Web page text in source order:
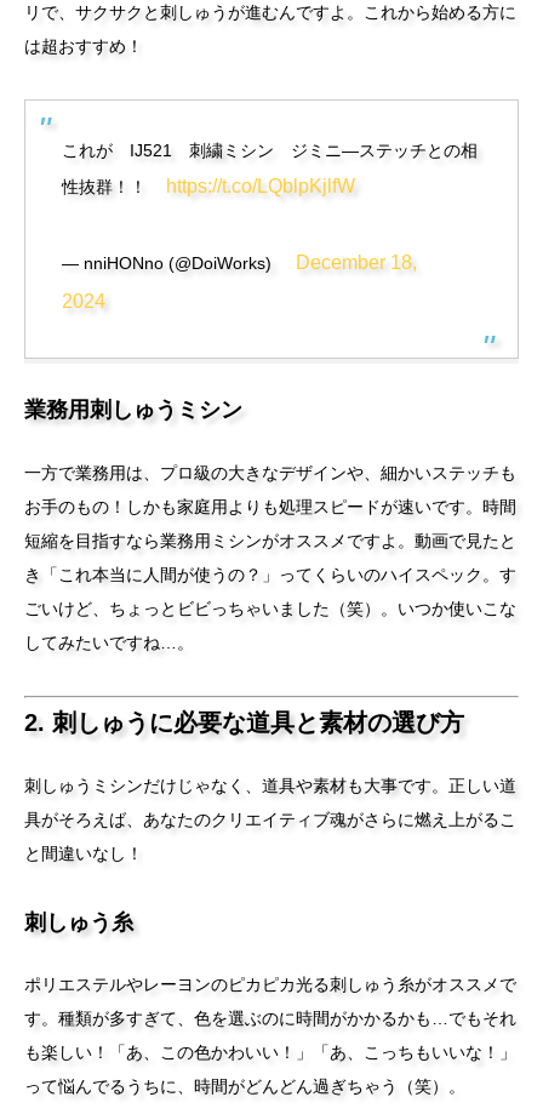
リで、サクサクと刺しゅうが進むんですよ。これから始める方に
は超おすすめ！
これが IJ521 刺繍ミシン ジミニ―ステッチとの相
性抜群！！
https://t.co/LQblpKjlfW
— nniHONno (@DoiWorks)
December 18,
2024
業務用刺しゅうミシン
一方で業務用は、プロ級の大きなデザインや、細かいステッチも
お手のもの！しかも家庭用よりも処理スピードが速いです。時間
短縮を目指すなら業務用ミシンがオススメですよ。動画で見たと
き「これ本当に人間が使うの？」ってくらいのハイスペック。す
ごいけど、ちょっとビビっちゃいました（笑）。いつか使いこな
してみたいですね…。
2. 刺しゅうに必要な道具と素材の選び方
刺しゅうミシンだけじゃなく、道具や素材も大事です。正しい道
具がそろえば、あなたのクリエイティブ魂がさらに燃え上がるこ
と間違いなし！
刺しゅう糸
ポリエステルやレーヨンのピカピカ光る刺しゅう糸がオススメで
す。種類が多すぎて、色を選ぶのに時間がかかるかも…でもそれ
も楽しい！「あ、この色かわいい！」「あ、こっちもいいな！」
って悩んでるうちに、時間がどんどん過ぎちゃう（笑）。